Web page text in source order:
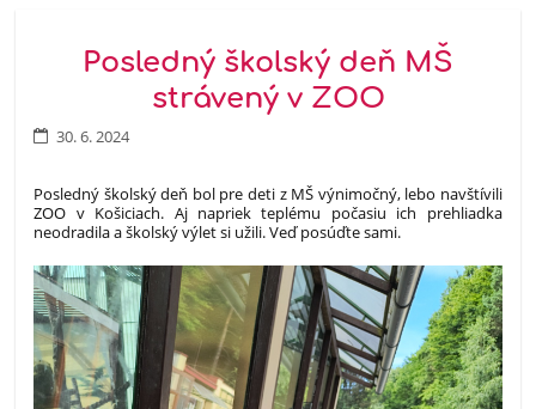
Posledný školský deň MŠ
strávený v ZOO
30. 6. 2024
Posledný školský deň bol pre deti z MŠ výnimočný, lebo navštívili
ZOO v Košiciach. Aj napriek teplému počasiu ich prehliadka
neodradila a školský výlet si užili. Veď posúďte sami.